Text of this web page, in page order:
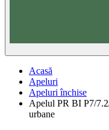
Acasă
Apeluri
Apeluri închise
Apelul PR BI P7/
urbane